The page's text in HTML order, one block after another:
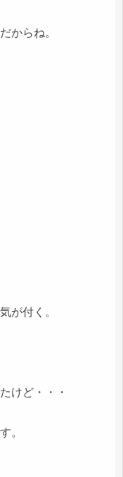
からね。
が付く。
けど・・・
。